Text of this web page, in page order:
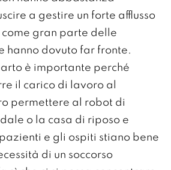
a gestire un forte afflusso
gran parte delle
hanno dovuto far fronte.
è importante perché
il carico di lavoro al
permettere al robot di
o la casa di riposo e
e gli ospiti stiano bene
di un soccorso